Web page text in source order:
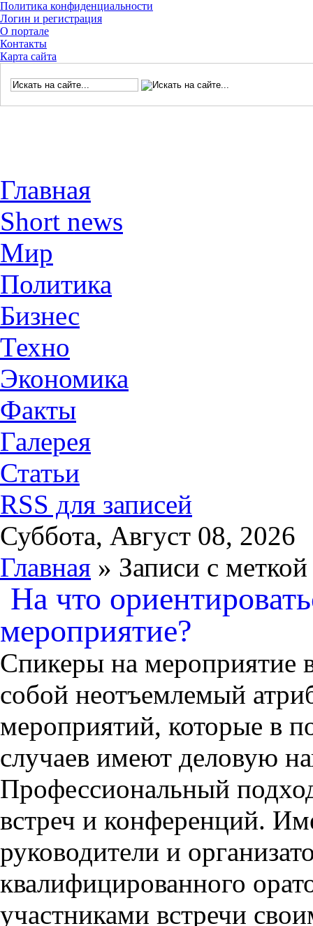
Политика конфиденциальности
Логин и регистрация
О портале
Контакты
Карта сайта
Главная
Short news
Мир
Политика
Бизнес
Техно
Экономика
Факты
Галерея
Статьи
RSS для записей
Суббота, Август 08, 2026
Главная » Записи с
На что
мероприятие?
Спикеры на мероприятие
собой неотъемлемый
мероприятий, которые в
случаев имеют деловую
Профессиональный
встреч и конференций.
руководители и
квалифицированного
участниками встречи